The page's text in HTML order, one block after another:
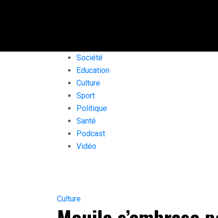
Société
Education
Culture
Sport
Politique
Santé
Podcast
Vidéo
Culture